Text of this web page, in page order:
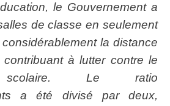
le Gouvernement a
de classe en seulement
la distance
à lutter contre le
scolaire. Le ratio
a été divisé par deux,